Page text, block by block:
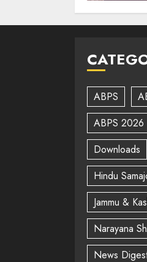
ABPS
ABPS 2026
Downloads
Hindu
Jammu &
Narayana
News